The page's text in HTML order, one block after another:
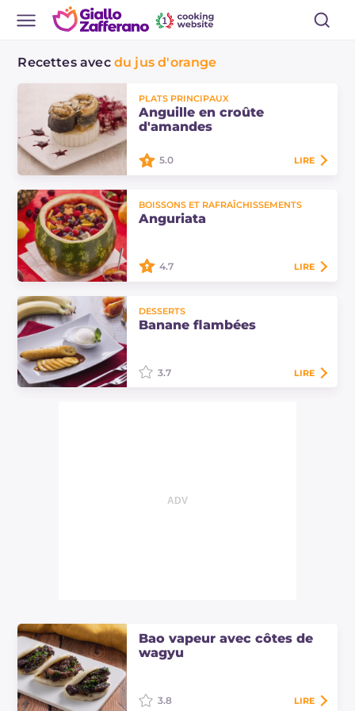
Recettes avec du jus d'orange
PLATS PRINCIPAUX
Anguille en croûte
d'amandes
un plat unique de poisson très
savoureux et délicat. Les filets sont
5.0 LIRE
BOISSONS ET RAFRAÎCHISSEMENTS
Anguriata
et délicieuse de manger la
pastèque : creusée et remplie de
4.7 LIRE
DESSERTS
Banane flambées
3.7 LIRE
Bao vapeur avec côtes de
wagyu
3.8 LIRE